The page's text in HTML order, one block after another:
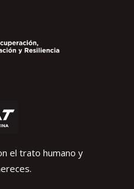
el trato humano y